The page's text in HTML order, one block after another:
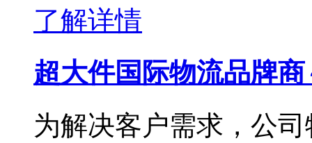
了解详情
超大件国际物流品牌
为解决客户需求，公